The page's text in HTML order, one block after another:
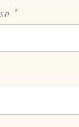
*